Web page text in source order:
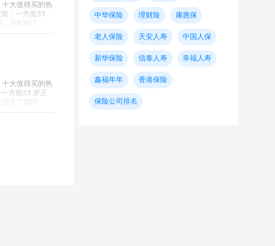
大值得买的热
：一方面33
还影响了
大值得买的热
方面33 岁正
失了期间
中华保险 理财险 康惠保
老人保险 天安人寿 中国人保
新华保险 信泰人寿 幸福人寿
鑫福年年 香港保险
保险公司排名